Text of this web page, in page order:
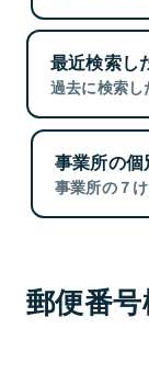
最近検索し
過去に検索し
事業所の個
事業所の７
郵便番